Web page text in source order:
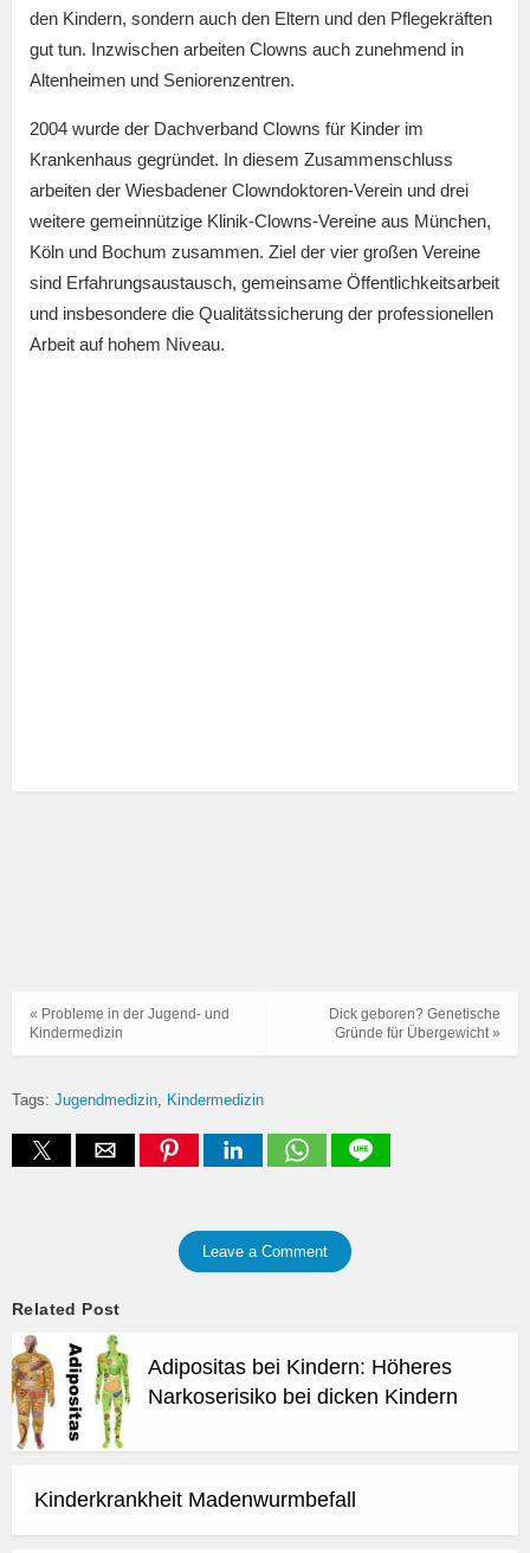
den Kindern, sondern auch den Eltern und den Pflegekräften
gut tun. Inzwischen arbeiten Clowns auch zunehmend in
Altenheimen und Seniorenzentren.
2004 wurde der Dachverband Clowns für Kinder im
Krankenhaus gegründet. In diesem Zusammenschluss
arbeiten der Wiesbadener Clowndoktoren-Verein und drei
weitere gemeinnützige Klinik-Clowns-Vereine aus München,
Köln und Bochum zusammen. Ziel der vier großen Vereine
sind Erfahrungsaustausch, gemeinsame Öffentlichkeitsarbeit
und insbesondere die Qualitätssicherung der professionellen
Arbeit auf hohem Niveau.
Dick geboren? Genetische
Gründe für Übergewicht »
« Probleme in der Jugend- und
Kindermedizin
Tags: Jugendmedizin Kindermedizin
Leave a Comment
Related Post
Adipositas bei Kindern: Höheres
Narkoserisiko bei dicken Kindern
Kinderkrankheit Madenwurmbefall